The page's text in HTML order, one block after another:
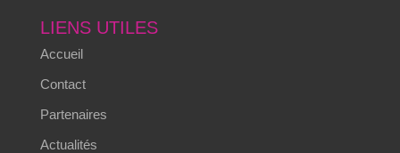
LIENS UTILES
Accueil
Contact
Partenaires
Actualités